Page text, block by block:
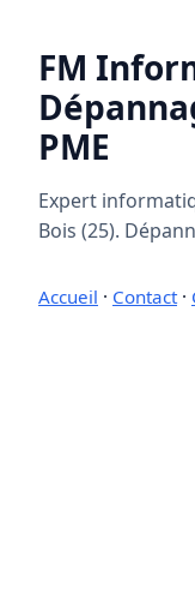
FM
PME
Expert
Bois (25).
Accueil · Contact·